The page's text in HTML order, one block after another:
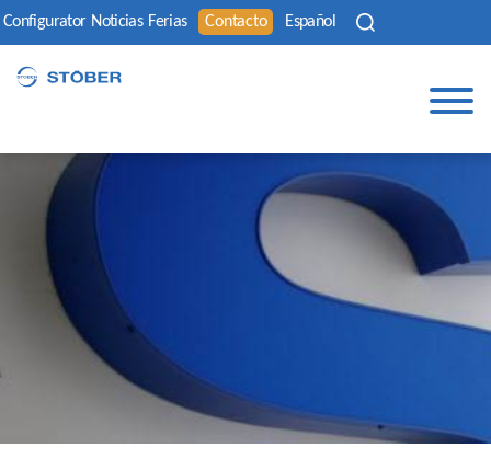
Configurator Noticias Ferias Contacto Español